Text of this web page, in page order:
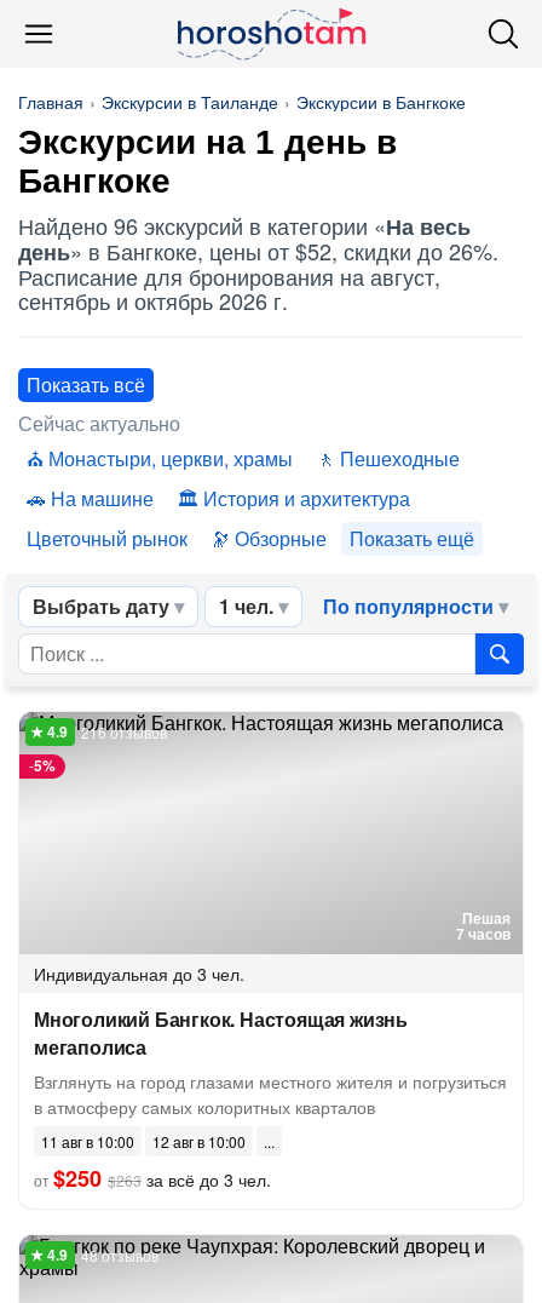
Главная Экскурсии в Таиланде Экскурсии в Бангкоке
Экскурсии на 1 день в
Бангкоке
Найдено 96 экскурсий в категории «На весь
день» в Бангкоке, цены от $52, скидки до 26%.
Расписание для бронирования на август,
сентябрь и октябрь 2026 г.
Показать всё
Сейчас актуально
Монастыри, церкви, храмы
Пешеходные
На машине
История и архитектура
Цветочный рынок
Обзорные Показать ещё
Выбрать дату 1 чел. По популярности
Пешая
7 часов
-5%
216 отзывов
Индивидуальная до 3 чел.
Многоликий Бангкок. Настоящая жизнь
мегаполиса
Взглянуть на город глазами местного жителя и погрузиться
в атмосферу самых колоритных кварталов
11 авг в 10:00
12 авг в 10:00
от$250 $263 за всё до 3 чел.
48 отзывов